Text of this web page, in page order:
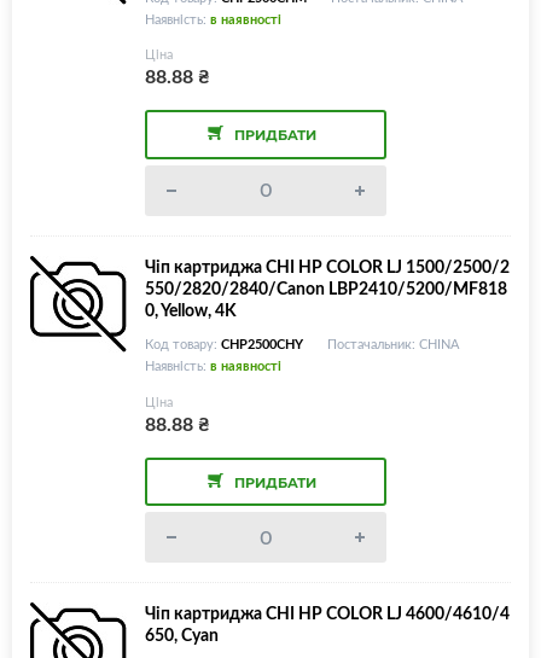
Наявність: в наявності
Ціна
88.88₴
ПРИДБАТИ
Чіп картриджа CHI HP COLOR LJ 1500/2500/2
550/2820/2840/Canon LBP2410/5200/MF818
0, Yellow, 4K
Код товару: CHP2500CHY
Постачальник: CHINA
Наявність: в наявності
Ціна
88.88₴
ПРИДБАТИ
Чіп картриджа CHI HP COLOR LJ 4600/4610/4
650, Cyan